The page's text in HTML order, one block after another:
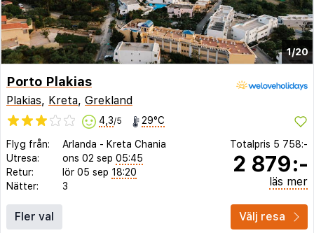
1/20
Porto Plakias
Plakias, Kreta, Grekland
4,3/5 29°C
Flyg från: Arlanda - Kreta Chania
Utresa:
ons 02 sep 05:45
Retur:
lör 05 sep 18:20
Nätter:
3
Totalpris 5 758:-
2 879:-
läs mer
Fler val Välj resa